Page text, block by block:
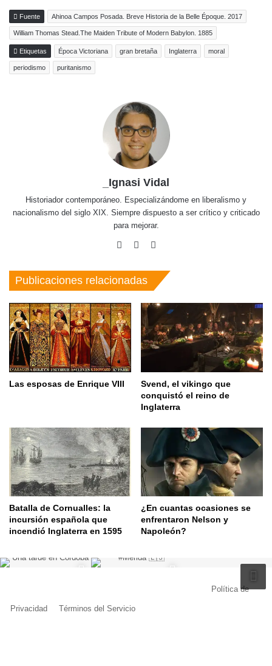
Fuente Ahinoa Campos Posada. Breve Historia de la Belle Époque. 2017
William Thomas Stead.The Maiden Tribute of Modern Babylon. 1885
Etiquetas Época Victoriana gran bretaña Inglaterra moral
periodismo puritanismo
_Ignasi Vidal
Historiador contemporáneo. Especializándome en liberalismo y
nacionalismo del siglo XIX. Siempre dispuesto a ser crítico y criticado
para mejorar.
X LinkedIn
Publicaciones relacionadas
Las esposas de Enrique VIII
Svend, el vikingo que
conquistó el reino de
Inglaterra
Batalla de Cornualles: la
incursión española que
incendió Inglaterra en 1595
¿En cuantas ocasiones se
enfrentaron Nelson y
Napoleón?
Política de
Privacidad Términos del Servicio